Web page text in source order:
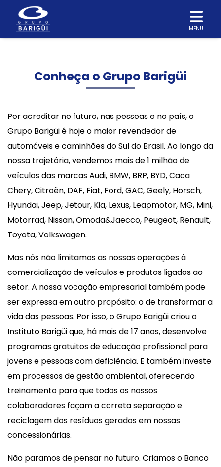
MENU
Conheça o Grupo Barigüi
Por acreditar no futuro, nas pessoas e no país, o
Grupo Barigüi é hoje o maior revendedor de
automóveis e caminhões do Sul do Brasil. Ao longo da
nossa trajetória, vendemos mais de 1 milhão de
veículos das marcas Audi, BMW, BRP, BYD, Caoa
Chery, Citroën, DAF, Fiat, Ford, GAC, Geely, Horsch,
Hyundai, Jeep, Jetour, Kia, Lexus, Leapmotor, MG, Mini,
Motorrad, Nissan, Omoda&Jaecco, Peugeot, Renault,
Toyota, Volkswagen.
Mas nós não limitamos as nossas operações à
comercialização de veículos e produtos ligados ao
setor. A nossa vocação empresarial também pode
ser expressa em outro propósito: o de transformar a
vida das pessoas. Por isso, o Grupo Barigüi criou o
Instituto Barigüi que, há mais de 17 anos, desenvolve
programas gratuitos de educação profissional para
jovens e pessoas com deficiência. E também investe
em processos de gestão ambiental, oferecendo
treinamento para que todos os nossos
colaboradores façam a correta separação e
reciclagem dos resíduos gerados em nossas
concessionárias.
Não paramos de pensar no futuro. Criamos o Banco